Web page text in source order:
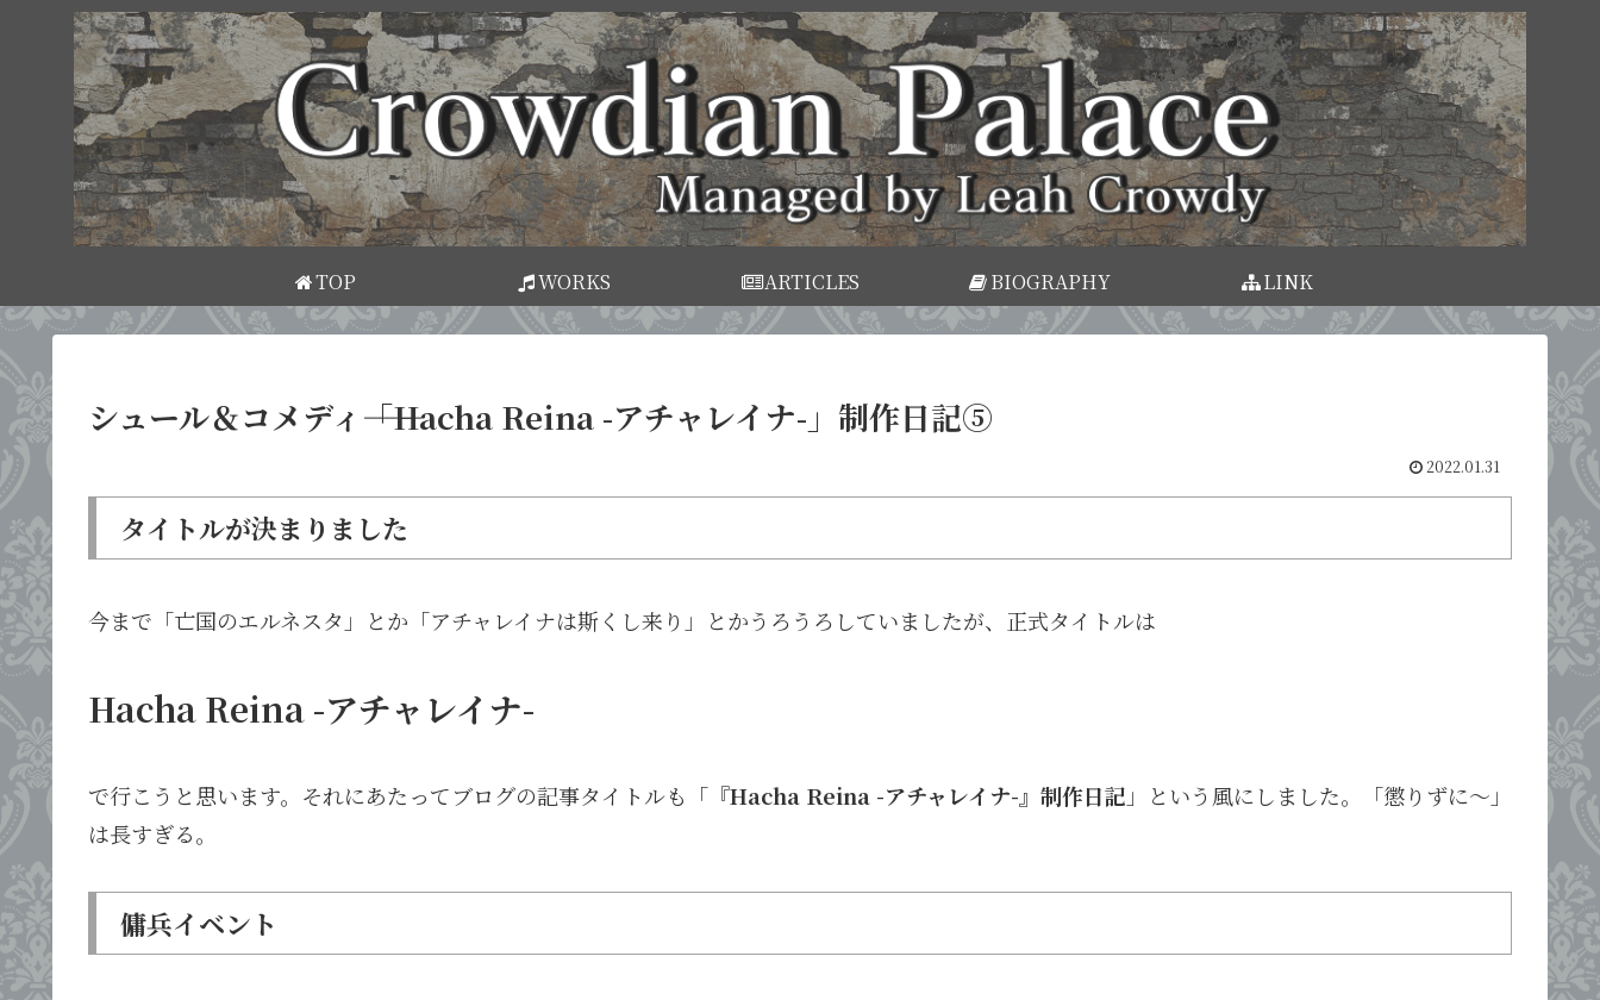
TOP WORKS ARTICLES BIOGRAPHY LINK
シュール＆コメディ――「Hacha Reina -アチャレイナ-」制作日記⑤
2022.01.31
タイトルが決まりました
今まで「亡国のエルネスタ」とか「アチャレイナは斯くし来り」とかうろうろしていましたが、正式タイトルは
Hacha Reina -アチャレイナ-
で行こうと思います。それにあたってブログの記事タイトルも「 『Hacha Reina -アチャレイナ-』制作日記 」という風にしました。「懲りずに～」
は長すぎる。
傭兵イベント